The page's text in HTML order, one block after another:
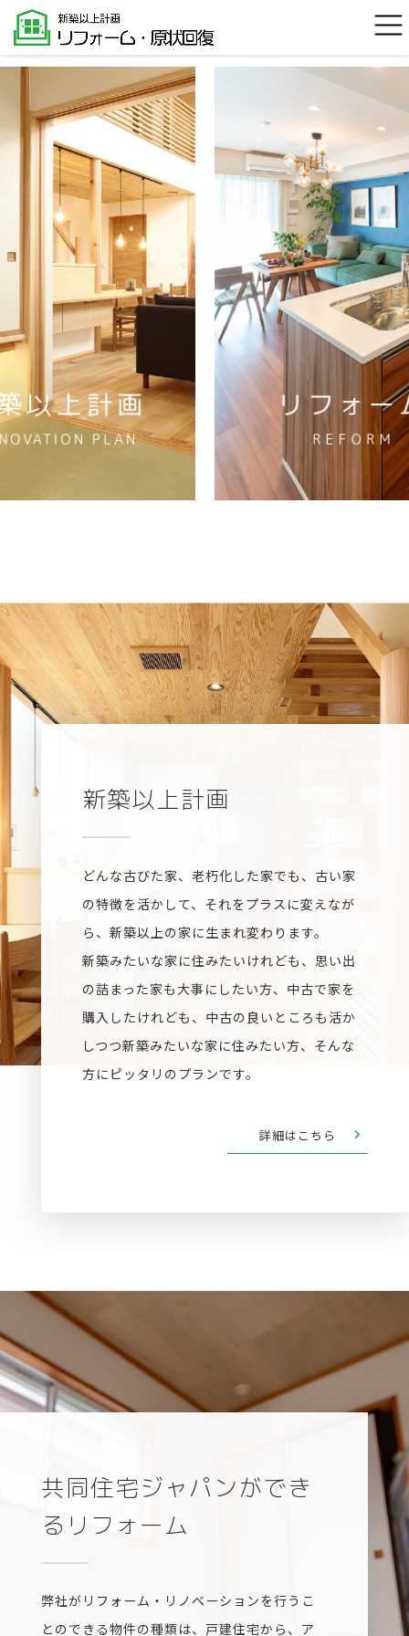
リフォーム
REFORM
新築以上計画
どんな古びた家、老朽化した家でも、古い家
の特徴を活かして、それをプラスに変えなが
ら、新築以上の家に生まれ変わります。
新築みたいな家に住みたいけれども、思い出
の詰まった家も大事にしたい方、中古で家を
購入したけれども、中古の良いところも活か
しつつ新築みたいな家に住みたい方、そんな
方にピッタリのプランです。
詳細はこちら
共同住宅ジャパンができ
るリフォーム
弊社がリフォーム・リノベーションを行うこ
とのできる物件の種類は、戸建住宅から、ア